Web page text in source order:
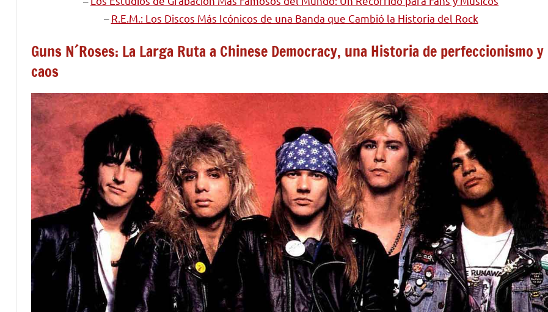
–R.E.M.: Los Discos Más Icónicos de una Banda que Cambió la Historia del Rock
Guns N´Roses: La Larga Ruta a Chinese Democracy, una Historia de perfeccionismo y
caos